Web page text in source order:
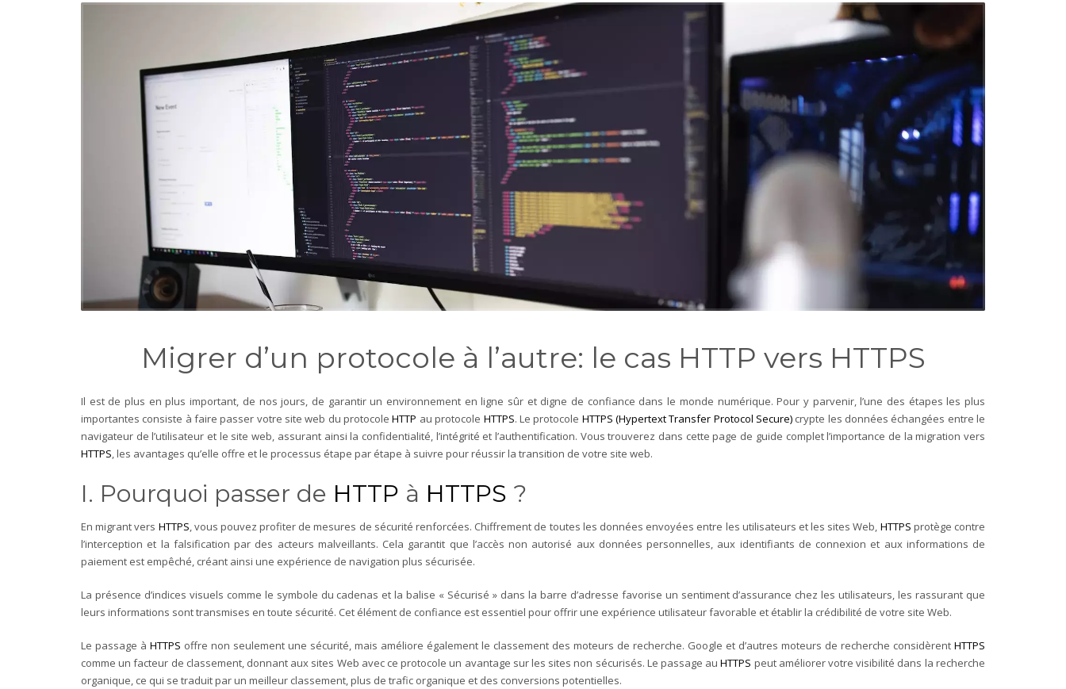
Migrer d’un protocole à l’autre: le cas HTTP vers HTTPS
Il est de plus en plus important, de nos jours, de garantir un environnement en ligne sûr et digne de confiance dans le monde numérique. Pour y parvenir, l’une des étapes les plus
importantes consiste à faire passer votre site web du protocoleHTTP au protocole HTTPS. Le protocole HTTPS (Hypertext Transfer Protocol Secure)crypte les données échangées entre le
navigateur de l’utilisateur et le site web, assurant ainsi la confidentialité, l’intégrité et l’authentification. Vous trouverez dans cette page de guide complet l’importance de la migration vers
HTTPS, les avantages qu’elle offre et le processus étape par étape à suivre pour réussir la transition de votre site web.
I. Pourquoi passer de HTTP à HTTPS ?
En migrant vers HTTPS, vous pouvez profiter de mesures de sécurité renforcées. Chiffrement de toutes les données envoyées entre les utilisateurs et les sites Web, HTTPS protège contre
l’interception et la falsification par des acteurs malveillants. Cela garantit que l’accès non autorisé aux données personnelles, aux identifiants de connexion et aux informations de
paiement est empêché, créant ainsi une expérience de navigation plus sécurisée.
La présence d’indices visuels comme le symbole du cadenas et la balise « Sécurisé » dans la barre d’adresse favorise un sentiment d’assurance chez les utilisateurs, les rassurant que
leurs informations sont transmises en toute sécurité. Cet élément de confiance est essentiel pour offrir une expérience utilisateur favorable et établir la crédibilité de votre site Web.
Le passage à HTTPS offre non seulement une sécurité, mais améliore également le classement des moteurs de recherche. Google et d’autres moteurs de recherche considèrent HTTPS
comme un facteur de classement, donnant aux sites Web avec ce protocole un avantage sur les sites non sécurisés. Le passage auHTTPS peut améliorer votre visibilité dans la recherche
organique, ce qui se traduit par un meilleur classement, plus de trafic organique et des conversions potentielles.